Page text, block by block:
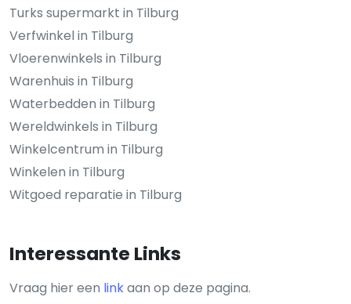
Turks supermarkt in Tilburg
Verfwinkel in Tilburg
Vloerenwinkels in Tilburg
Warenhuis in Tilburg
Waterbedden in Tilburg
Wereldwinkels in Tilburg
Winkelcentrum in Tilburg
Winkelen in Tilburg
Witgoed reparatie in Tilburg
Interessante Links
Vraag hier een linkaan op deze pagina.